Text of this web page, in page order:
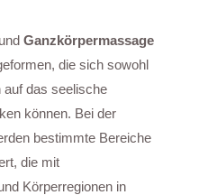
Ganzkörpermassage
die sich sowohl
das seelische
können. Bei der
bestimmte Bereiche
die mit
Körperregionen in